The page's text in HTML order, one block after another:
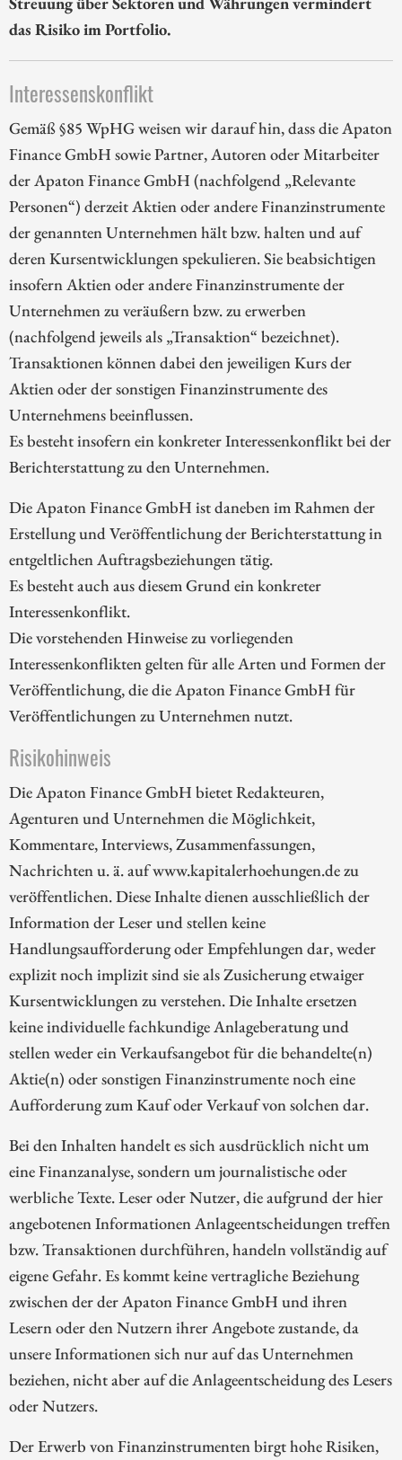
das Risiko im Portfolio.
Interessenskonflikt
Gemäß §85 WpHG weisen wir darauf hin, dass die Apaton
Finance GmbH sowie Partner, Autoren oder Mitarbeiter
der Apaton Finance GmbH (nachfolgend „Relevante
Personen“) derzeit Aktien oder andere Finanzinstrumente
der genannten Unternehmen hält bzw. halten und auf
deren Kursentwicklungen spekulieren. Sie beabsichtigen
insofern Aktien oder andere Finanzinstrumente der
Unternehmen zu veräußern bzw. zu erwerben
(nachfolgend jeweils als „Transaktion“ bezeichnet).
Transaktionen können dabei den jeweiligen Kurs der
Aktien oder der sonstigen Finanzinstrumente des
Unternehmens beeinflussen.
Es besteht insofern ein konkreter Interessenkonflikt bei der
Berichterstattung zu den Unternehmen.
Die Apaton Finance GmbH ist daneben im Rahmen der
Erstellung und Veröffentlichung der Berichterstattung in
entgeltlichen Auftragsbeziehungen tätig.
Es besteht auch aus diesem Grund ein konkreter
Interessenkonflikt.
Die vorstehenden Hinweise zu vorliegenden
Interessenkonflikten gelten für alle Arten und Formen der
Veröffentlichung, die die Apaton Finance GmbH für
Veröffentlichungen zu Unternehmen nutzt.
Risikohinweis
Die Apaton Finance GmbH bietet Redakteuren,
Agenturen und Unternehmen die Möglichkeit,
Kommentare, Interviews, Zusammenfassungen,
Nachrichten u. ä. auf www.kapitalerhoehungen.de zu
veröffentlichen. Diese Inhalte dienen ausschließlich der
Information der Leser und stellen keine
Handlungsaufforderung oder Empfehlungen dar, weder
explizit noch implizit sind sie als Zusicherung etwaiger
Kursentwicklungen zu verstehen. Die Inhalte ersetzen
keine individuelle fachkundige Anlageberatung und
stellen weder ein Verkaufsangebot für die behandelte(n)
Aktie(n) oder sonstigen Finanzinstrumente noch eine
Aufforderung zum Kauf oder Verkauf von solchen dar.
Bei den Inhalten handelt es sich ausdrücklich nicht um
eine Finanzanalyse, sondern um journalistische oder
werbliche Texte. Leser oder Nutzer, die aufgrund der hier
angebotenen Informationen Anlageentscheidungen treffen
bzw. Transaktionen durchführen, handeln vollständig auf
eigene Gefahr. Es kommt keine vertragliche Beziehung
zwischen der der Apaton Finance GmbH und ihren
Lesern oder den Nutzern ihrer Angebote zustande, da
unsere Informationen sich nur auf das Unternehmen
beziehen, nicht aber auf die Anlageentscheidung des Lesers
oder Nutzers.
Der Erwerb von Finanzinstrumenten birgt hohe Risiken,